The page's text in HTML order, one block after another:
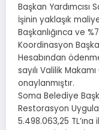
Başkan Yardımcısı
İşinin yaklaşık
Başkanlığınca ve
Koordinasyon
Hesabından
sayılı Valilik
onaylanmıştır.
Soma Belediye
Restorasyon
5.498.063,25